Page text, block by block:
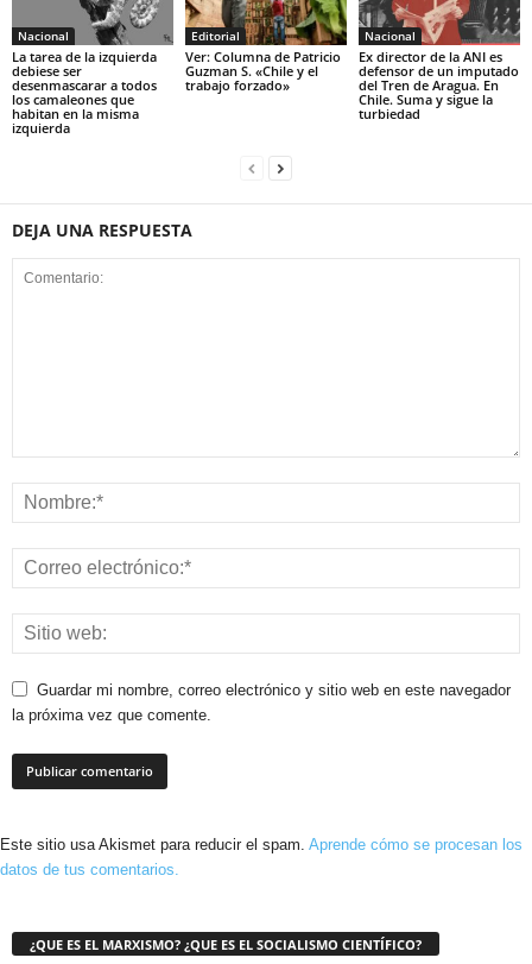
Nacional
La tarea de la izquierda
debiese ser
desenmascarar a todos
los camaleones que
habitan en la misma
izquierda
Editorial
Ver: Columna de Patricio
Guzman S. «Chile y el
trabajo forzado»
Nacional
Ex director de la ANI es
defensor de un imputado
del Tren de Aragua. En
Chile. Suma y sigue la
turbiedad
DEJA UNA RESPUESTA
Guardar mi nombre, correo electrónico y sitio web en este navegador
la próxima vez que comente.
Este sitio usa Akismet para reducir el spam. Aprende cómo se procesan los
datos de tus comentarios.
¿QUE ES EL MARXISMO? ¿QUE ES EL SOCIALISMO CIENTÍFICO?